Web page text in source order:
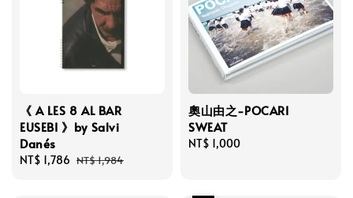
《 A LES 8 AL BAR
EUSEBI 》by Salvi
Danés
Sale
NT$ 1,786 Regular
NT$ 1,984
奧山由之-POCARI
SWEAT
Regular
NT$ 1,000